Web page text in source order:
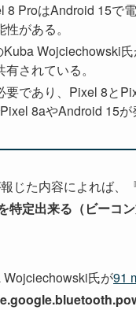
ProはAndroid 15で
がある。
Wojciechowski
されている。
であり、Pixel 8と
8aやAndroid 15が
じた内容によれば、
定出来る（ビーコン
氏が91